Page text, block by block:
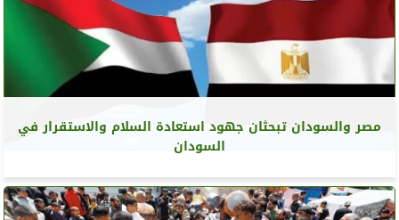
مصر والسودان تبحثان جهود استعادة السلام والاستقرار في
السودان